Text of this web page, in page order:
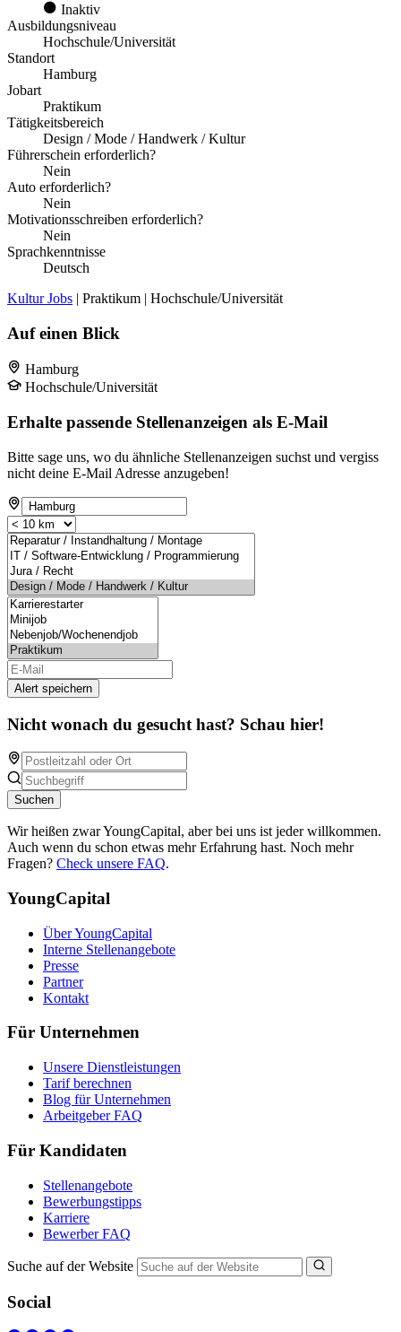
Inaktiv
Ausbildungsniveau
Hochschule/Universität
Standort
Hamburg
Jobart
Praktikum
Tätigkeitsbereich
Design / Mode / Handwerk / Kultur
Führerschein erforderlich?
Nein
Auto erforderlich?
Nein
Motivationsschreiben erforderlich?
Nein
Sprachkenntnisse
Deutsch
Kultur Jobs | Praktikum | Hochschule/Universität
Auf einen Blick
Hamburg
Hochschule/Universität
Erhalte passende Stellenanzeigen als E-Mail
Bitte sage uns, wo du ähnliche Stellenanzeigen suchst und vergiss
nicht deine E-Mail Adresse anzugeben!
Alert speichern
Nicht wonach du gesucht hast? Schau hier!
Suchen
Wir heißen zwar YoungCapital, aber bei uns ist jeder willkommen.
Auch wenn du schon etwas mehr Erfahrung hast. Noch mehr
Fragen? Check unsere FAQ.
YoungCapital
Über YoungCapital
Interne Stellenangebote
Presse
Partner
Kontakt
Für Unternehmen
Unsere Dienstleistungen
Tarif berechnen
Blog für Unternehmen
Arbeitgeber FAQ
Für Kandidaten
Stellenangebote
Bewerbungstipps
Karriere
Bewerber FAQ
Suche auf der Website
Social